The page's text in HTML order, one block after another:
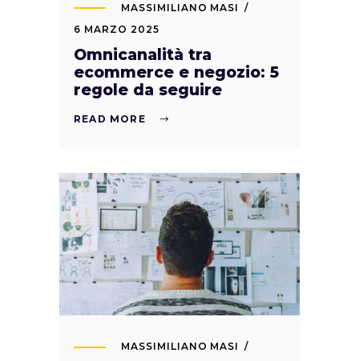
MASSIMILIANO MASI
6 MARZO 2025
Omnicanalità tra
ecommerce e negozio: 5
regole da seguire
READ MORE
MASSIMILIANO MASI